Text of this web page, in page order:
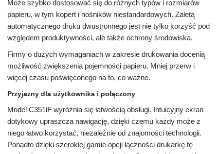
Może szybko dostosować się do różnych typów i rozmiarów
papieru, w tym kopert i nośników niestandardowych. Zaletą
automatycznego druku dwustronnego jest nie tylko korzyść pod
względem produktywności, ale także ochrony środowiska.
Firmy o dużych wymaganiach w zakresie drukowania docenią
możliwość zwiększenia pojemności papieru. Mniej przerw i
więcej czasu poświęconego na to, co ważne.
Przyjazny dla użytkownika i połączony
Model C351iF wyróżnia się łatwością obsługi. Intuicyjny ekran
dotykowy upraszcza nawigację, dzięki czemu każdy może z
niego łatwo korzystać, niezależnie od znajomości technologii.
Ponadto dzięki szerokiej gamie opcji łączności drukarkę tę